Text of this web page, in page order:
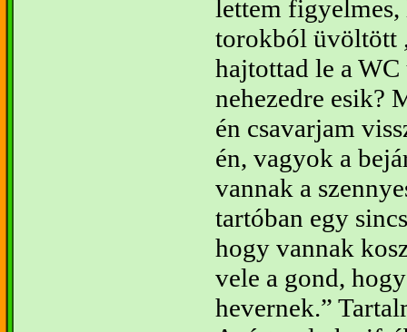
lettem
torokból üvöltött
hajtottad le a
nehezedre esik?
én csavarjam
én, vagyok a
vannak a
tartóban egy
hogy vannak
vele a gond,
hevernek.”